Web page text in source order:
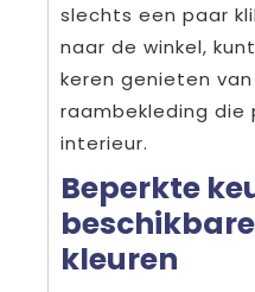
slechts een paar
naar de winkel,
keren genieten
raambekleding
interieur.
Beperkte
kleuren